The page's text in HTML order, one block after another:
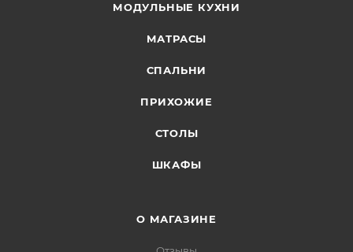
МОДУЛЬНЫЕ КУХНИ
МАТРАСЫ
СПАЛЬНИ
ПРИХОЖИЕ
СТОЛЫ
ШКАФЫ
О МАГАЗИНЕ